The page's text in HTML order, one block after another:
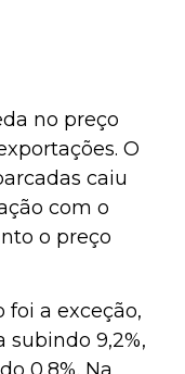
no preço
O
caiu
com o
o preço
a exceção,
9,2%,